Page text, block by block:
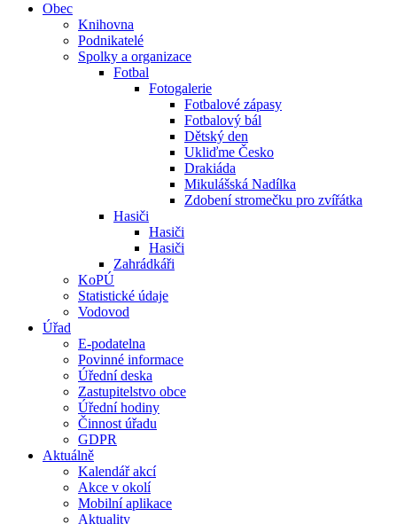
Obec
Knihovna
Podnikatelé
Spolky a organizace
Fotbal
Fotogalerie
Fotbalové zápasy
Fotbalový bál
Dětský den
Ukliďme Česko
Drakiáda
Mikulášská Nadílka
Zdobení stromečku pro zvířátka
Hasiči
Hasiči
Hasiči
Zahrádkáři
KoPÚ
Statistické údaje
Vodovod
Úřad
E-podatelna
Povinné informace
Úřední deska
Zastupitelstvo obce
Úřední hodiny
Činnost úřadu
GDPR
Aktuálně
Kalendář akcí
Akce v okolí
Mobilní aplikace
Aktuality